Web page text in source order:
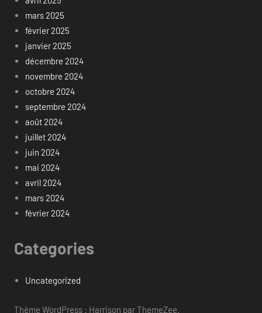
mars 2025
février 2025
janvier 2025
décembre 2024
novembre 2024
octobre 2024
septembre 2024
août 2024
juillet 2024
juin 2024
mai 2024
avril 2024
mars 2024
février 2024
Categories
Uncategorized
Thème WordPress : Harrison par ThemeZee.